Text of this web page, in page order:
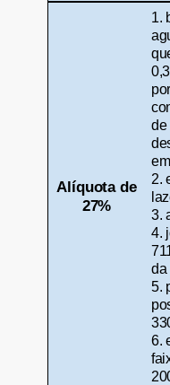
Alíquota de
27%
1.
de
2.
3.
4.
da
5.
6.